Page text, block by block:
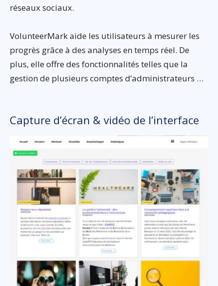
réseaux sociaux.
VolunteerMark aide les utilisateurs à mesurer les
progrès grâce à des analyses en temps réel. De
plus, elle offre des fonctionnalités telles que la
gestion de plusieurs comptes d’administrateurs …
Capture d’écran & vidéo de l’interface